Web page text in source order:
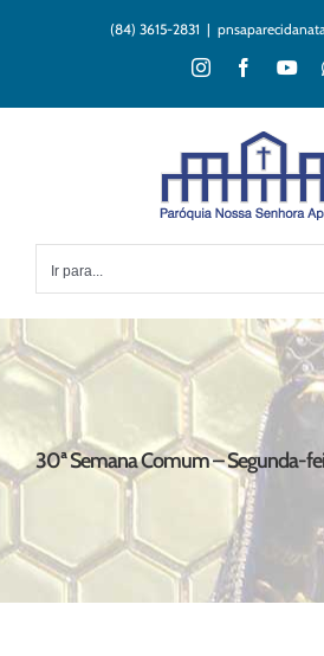
(84) 3615-2831 |
InstagramFacebook
Ir para...
30ª Semana Comum – Segunda-